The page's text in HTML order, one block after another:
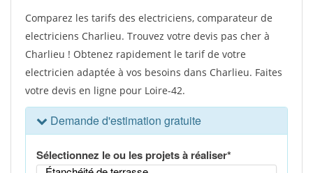
Comparez les tarifs des electriciens, comparateur de
electriciens Charlieu. Trouvez votre devis pas cher à
Charlieu ! Obtenez rapidement le tarif de votre
electricien adaptée à vos besoins dans Charlieu. Faites
votre devis en ligne pour Loire-42.